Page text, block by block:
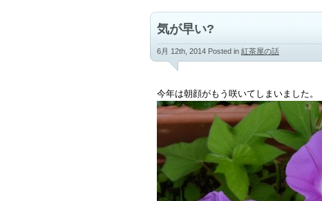
気が早い?
6月 12th, 2014 Posted in 紅茶屋の話
今年は朝顔がもう咲いてしまいました。